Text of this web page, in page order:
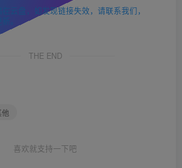
在云盘，如发现链接失效，请联系我们，
。
THE END
喜欢就支持一下吧